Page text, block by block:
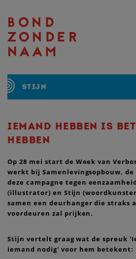
STIJN
IEMAND HEBBEN IS
HEBBEN
Op 28 mei start de Week van
werkt bij Samenlevingsopbouw,
deze campagne tegen
(illustrator) en Stijn
samen een deurhanger die straks
voordeuren zal prijken.
Stijn vertelt graag wat de spreuk
iemand nodig' voor hem betekent: